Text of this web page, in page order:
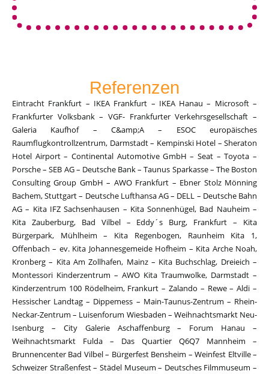
Referenzen
Eintracht Frankfurt – IKEA Frankfurt – IKEA Hanau – Microsoft –
Frankfurter Volksbank – VGF- Frankfurter Verkehrsgesellschaft –
Galeria Kaufhof – C&amp;A – ESOC europäisches
Raumflugkontrollzentrum, Darmstadt – Kempinski Hotel – Sheraton
Hotel Airport – Continental Automotive GmbH – Seat – Toyota –
Porsche – SEB AG – Deutsche Bank – Taunus Sparkasse – The Boston
Consulting Group GmbH – AWO Frankfurt – Ebner Stolz Mönning
Bachem, Stuttgart – Deutsche Lufthansa AG – DELL – Deutsche Bahn
AG – Kita IFZ Sachsenhausen – Kita Sonnenhügel, Bad Nauheim –
Kita Zauberburg, Bad Vilbel – Eddy´s Burg, Frankfurt – Kita
Bürgerpark, Mühlheim – Kita Regenbogen, Raunheim Kita 1,
Offenbach – ev. Kita Johannesgemeide Hofheim – Kita Arche Noah,
Kronberg – Kita Am Zollhafen, Mainz – Kita Buchschlag, Dreieich –
Montessori Kinderzentrum – AWO Kita Traumwolke, Darmstadt –
Kinderzentrum 100 Rödelheim, Frankurt – Zalando – Rewe – Aldi –
Hessischer Landtag – Dippemess – Main-Taunus-Zentrum – Rhein-
Neckar-Zentrum – Luisenforum Wiesbaden – Weihnachtsmarkt Neu-
Isenburg – City Galerie Aschaffenburg – Forum Hanau –
Weihnachtsmarkt Fulda – Das Quartier Q6Q7 Mannheim –
Brunnencenter Bad Vilbel – Bürgerfest Bensheim – Weinfest Eltville –
Schweizer Straßenfest – Städel Museum – Deutsches Filmmuseum –